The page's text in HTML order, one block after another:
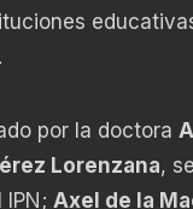
por la doctora
Lorenzana,
Axel de la